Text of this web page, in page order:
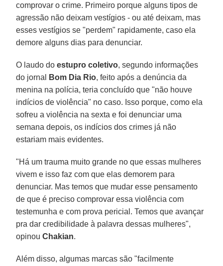
comprovar o crime. Primeiro porque alguns tipos de
agressão não deixam vestígios - ou até deixam, mas
esses vestígios se "perdem" rapidamente, caso ela
demore alguns dias para denunciar.
O laudo doestupro coletivo, segundo informações
do jornal
Bom Dia Rio, feito após a denúncia da
menina na polícia, teria concluído que "não houve
indícios de violência" no caso. Isso porque, como ela
sofreu a violência na sexta e foi denunciar uma
semana depois, os indícios dos crimes já não
estariam mais evidentes.
"Há um trauma muito grande no que essas mulheres
vivem e isso faz com que elas demorem para
denunciar. Mas temos que mudar esse pensamento
de que é preciso comprovar essa violência com
testemunha e com prova pericial. Temos que avançar
pra dar credibilidade à palavra dessas mulheres",
opinouChakian.
Além disso, algumas marcas são "facilmente